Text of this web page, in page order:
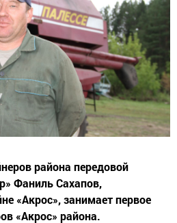
района передовой
Фаниль Сахапов,
«Акрос», занимает первое
«Акрос» района.